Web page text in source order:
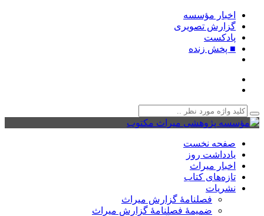
اخبار مؤسسه
گزارش تصویری
پادکست‌
■ پخش زنده
صفحه نخست
یادداشت روز
اخبار میراث
تازه‌های کتاب
نشریات
فصلنامۀ گزارش میراث
ضمیمۀ فصلنامۀ گزارش میراث